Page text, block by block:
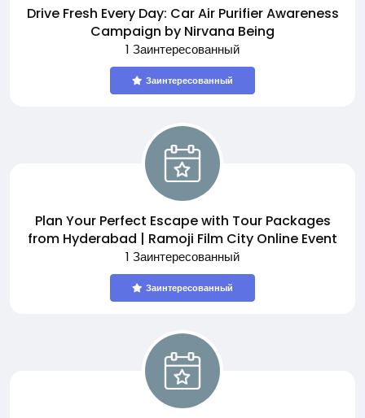
Drive Fresh Every Day: Car Air Purifier Awareness
Campaign by Nirvana Being
1 Заинтересованный
Заинтересованный
Plan Your Perfect Escape with Tour Packages
from Hyderabad | Ramoji Film City Online Event
1 Заинтересованный
Заинтересованный